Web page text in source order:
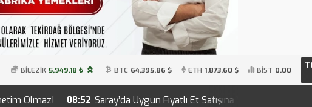
BİLEZİK 5,949.18 ₺ BTC 64,395.86 $ ETH 1,873.60 $ BİST 0.00
Saray’da Uygun Fiyatlı Et Satışına Yoğun İlgi: TEK Market Önünde Uzun